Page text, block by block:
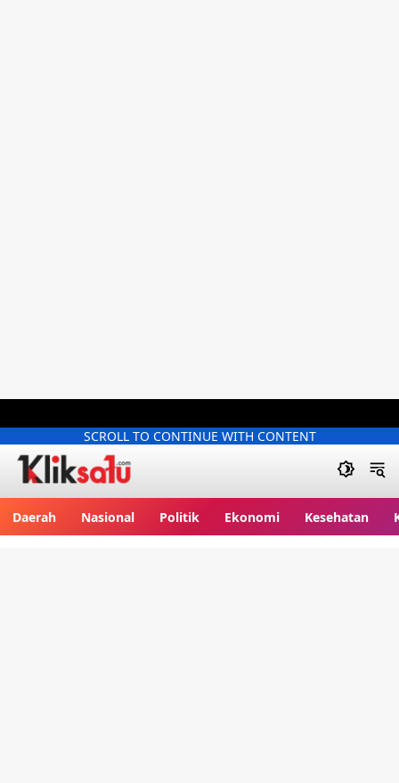
SCROLL TO CONTINUE WITH CONTENT
Daerah Nasional Politik Ekonomi Kesehatan